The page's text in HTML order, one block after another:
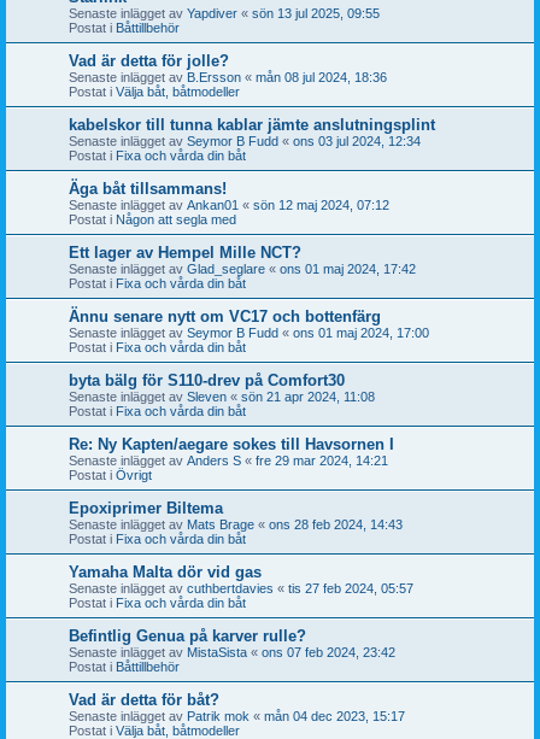
Senaste inlägget av Yapdiver « sön 13 jul 2025, 09:55
Postat i Båttillbehör
Vad är detta för jolle?
Senaste inlägget av B.Ersson « mån 08 jul 2024, 18:36
Postat i Välja båt, båtmodeller
kabelskor till tunna kablar jämte anslutningsplint
Senaste inlägget av Seymor B Fudd « ons 03 jul 2024, 12:34
Postat i Fixa och vårda din båt
Äga båt tillsammans!
Senaste inlägget av Ankan01 « sön 12 maj 2024, 07:12
Postat i Någon att segla med
Ett lager av Hempel Mille NCT?
Senaste inlägget av Glad_seglare « ons 01 maj 2024, 17:42
Postat i Fixa och vårda din båt
Ännu senare nytt om VC17 och bottenfärg
Senaste inlägget av Seymor B Fudd « ons 01 maj 2024, 17:00
Postat i Fixa och vårda din båt
byta bälg för S110-drev på Comfort30
Senaste inlägget av Sleven « sön 21 apr 2024, 11:08
Postat i Fixa och vårda din båt
Re: Ny Kapten/aegare sokes till Havsornen I
Senaste inlägget av Anders S « fre 29 mar 2024, 14:21
Postat i Övrigt
Epoxiprimer Biltema
Senaste inlägget av Mats Brage « ons 28 feb 2024, 14:43
Postat i Fixa och vårda din båt
Yamaha Malta dör vid gas
Senaste inlägget av cuthbertdavies « tis 27 feb 2024, 05:57
Postat i Fixa och vårda din båt
Befintlig Genua på karver rulle?
Senaste inlägget av MistaSista « ons 07 feb 2024, 23:42
Postat i Båttillbehör
Vad är detta för båt?
Senaste inlägget av Patrik mok « mån 04 dec 2023, 15:17
Postat i Välja båt, båtmodeller